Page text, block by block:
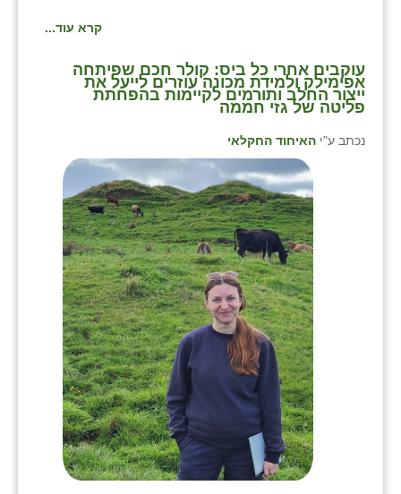
קרא עוד...
⁨עוקבים אחרי כל ביס: קולר חכם שפיתחה
אפימילק ולמידת מכונה עוזרים לייעל את
ייצור החלב ותורמים לקיימות בהפחתת
פליטה של גזי חממה
נכתב ע"י האיחוד החקלאי